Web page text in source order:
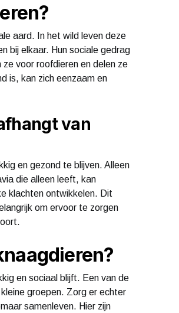
aard. In het wild leven deze
bij elkaar. Hun sociale gedrag
voor roofdieren en delen ze
is, kan zich eenzaam en
van
en gezond te blijven. Alleen
die alleen leeft, kan
klachten ontwikkelen. Dit
om ervoor te zorgen
en sociaal blijft. Een van de
groepen. Zorg er echter
samenleven. Hier zijn